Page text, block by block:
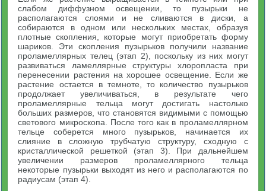
слабом диффузном освещении, то пузырьки не
располагаются слоями и не сливаются в диски, а
собираются в одном или нескольких местах, образуя
плотные скопления, которые могут приобретать форму
шариков. Эти скопления пузырьков получили название
проламеллярных телец (этап 2), поскольку из них могут
развиваться ламеллярные структуры хлоропласта при
перенесении растения на хорошее освещение. Если же
растение остается в темноте, то количество пузырьков
продолжает увеличиваться, в результате чего
проламеллярные тельца могут достигать настолько
больших размеров, что становятся видимыми с помощью
светового микроскопа. После того как в проламеллярном
тельце соберется много пузырьков, начинается их
слияние в сложную трубчатую структуру, сходную с
кристаллической решеткой (этап 3). При дальнейшем
увеличении размеров проламеллярного тельца
некоторые пузырьки выходят из него и располагаются по
радиусам (этап 4).